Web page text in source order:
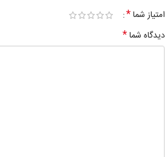
امتیاز شما*
دیدگاه شما*